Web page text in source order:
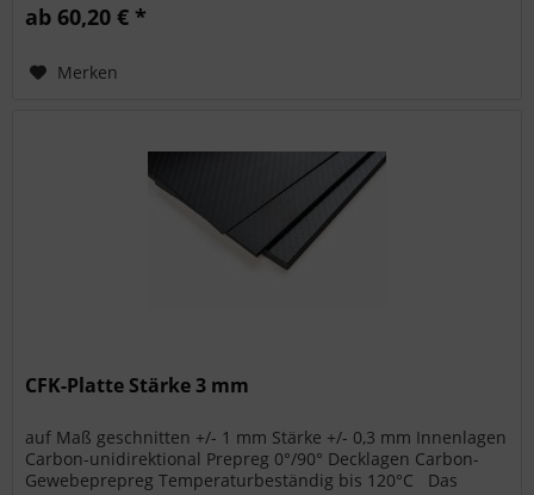
ab 60,20 € *
Merken
CFK-Platte Stärke 3 mm
auf Maß geschnitten +/- 1 mm Stärke +/- 0,3 mm Innenlagen
Carbon-unidirektional Prepreg 0°/90° Decklagen Carbon-
Gewebeprepreg Temperaturbeständig bis 120°C Das